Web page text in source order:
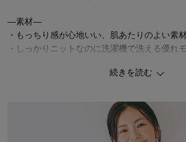
―素材―
・もっちり感が心地いい、肌あたりのよい素
・しっかりニットなのに洗濯機で洗える優れ
同素材のハイネックニットプルオー
続きを読む